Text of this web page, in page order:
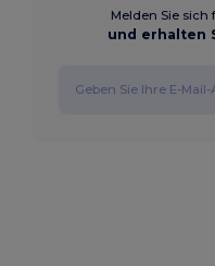
Melden Sie
und erhalten